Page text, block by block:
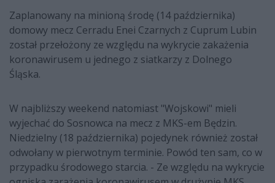
Zaplanowany na minioną środę (14 października)
domowy mecz Cerradu Enei Czarnych z Cuprum Lubin
został przełożony ze względu na wykrycie zakażenia
koronawirusem u jednego z siatkarzy z Dolnego
Śląska.
W najbliższy weekend natomiast "Wojskowi" mieli
wyjechać do Sosnowca na mecz z MKS-em Będzin.
Niedzielny (18 października) pojedynek również został
odwołany w pierwotnym terminie. Powód ten sam, co w
przypadku środowego starcia. - Ze względu na wykrycie